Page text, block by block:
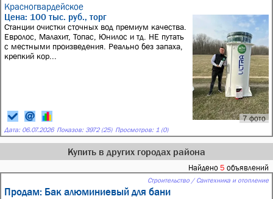
Красногвардейское
7 фото
Цена: 100 тыс. руб., торг
Станции очистки сточных вод премиум качества.
Евролос, Малахит, Топас, Юнилос и тд. НЕ путать
с местными произведения. Реально без запаха,
крепкий кор...
Дата: 06.07.2026 Показов: 3972 (25) Просмотров: 1 (0)
Купить в других городах района
Найдено 5 объявлений
Строительство / Сантехника и отопление
Продам: Бак алюминиевый для бани